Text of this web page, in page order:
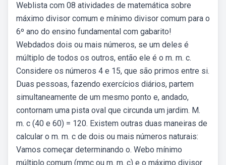
Weblista com 08 atividades de matemática sobre
máximo divisor comum e mínimo divisor comum para o
6º ano do ensino fundamental com gabarito!
Webdados dois ou mais números, se um deles é
múltiplo de todos os outros, então ele é o m. m. c.
Considere os números 4 e 15, que são primos entre si.
Duas pessoas, fazendo exercícios diários, partem
simultaneamente de um mesmo ponto e, andado,
contornam uma pista oval que circunda um jardim. M.
m. c (40 e 60) = 120. Existem outras duas maneiras de
calcular o m. m. c de dois ou mais números naturais:
Vamos começar determinando o. Webo mínimo
múltiplo comum (mmc ou m. m. c) e o máximo divisor